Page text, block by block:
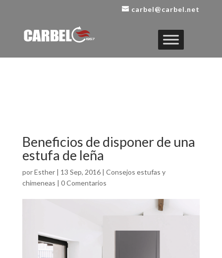
carbel@carbel.net
Beneficios de disponer de una
estufa de leña
porEsther| 13 Sep, 2016| Consejos estufas y
chimeneas | 0 Comentarios